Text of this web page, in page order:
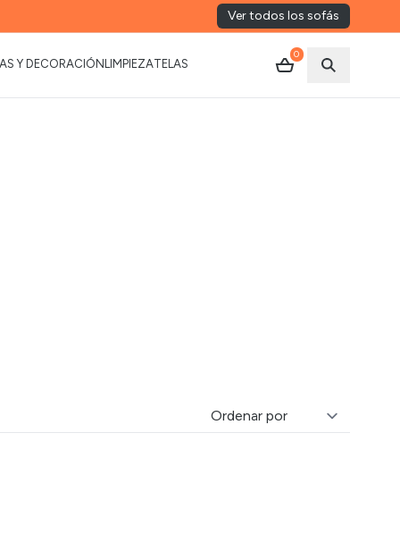
Ver todos los sofás
Y DECORACIÓN LIMPIEZATELAS
0